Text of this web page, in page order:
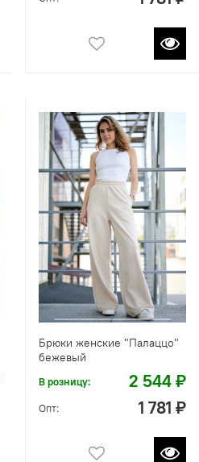
Брюки женские "Палаццо"
бежевый
В розницу: 2 544 ₽
Опт: 1 781 ₽